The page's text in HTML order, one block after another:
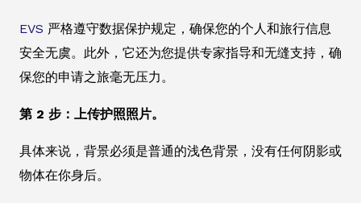
EVS 严格遵守数据保护规定，确保您的个人和旅行信息
安全无虞。此外，它还为您提供专家指导和无缝支持，确
保您的申请之旅毫无压力。
第 2 步：上传护照照片。
具体来说，背景必须是普通的浅色背景，没有任何阴影或
物体在你身后。